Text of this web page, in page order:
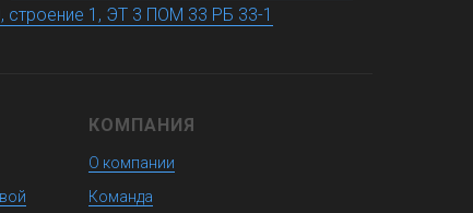
1, ЭТ 3 ПОМ 33 РБ 33-1
КОМПАНИЯ
О компании
Команда